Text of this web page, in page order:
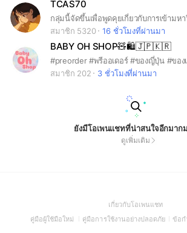
TCAS70
สมาชิก 5320
16 ชั่วโมงที่ผ่านมา
BABY OH SHOP🧸🛍️🇯🇵🇰🇷
สมาชิก 202
3 ชั่วโมงที่ผ่านมา
ยังมีโอเพนแชทที่น่าสนใจอีกมาก
ดูเพิ่มเติม
เกี่ยวกับโอเพนแชท(Open
in
คู่มือผู้ใช้มือใหม่
(Open
คู่มือการใช้งานอย่างปลอดภัย(Open
ข้อก